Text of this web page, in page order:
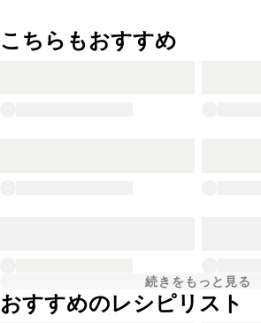
こちらもおすすめ
続きをもっと見る
おすすめのレシピリスト